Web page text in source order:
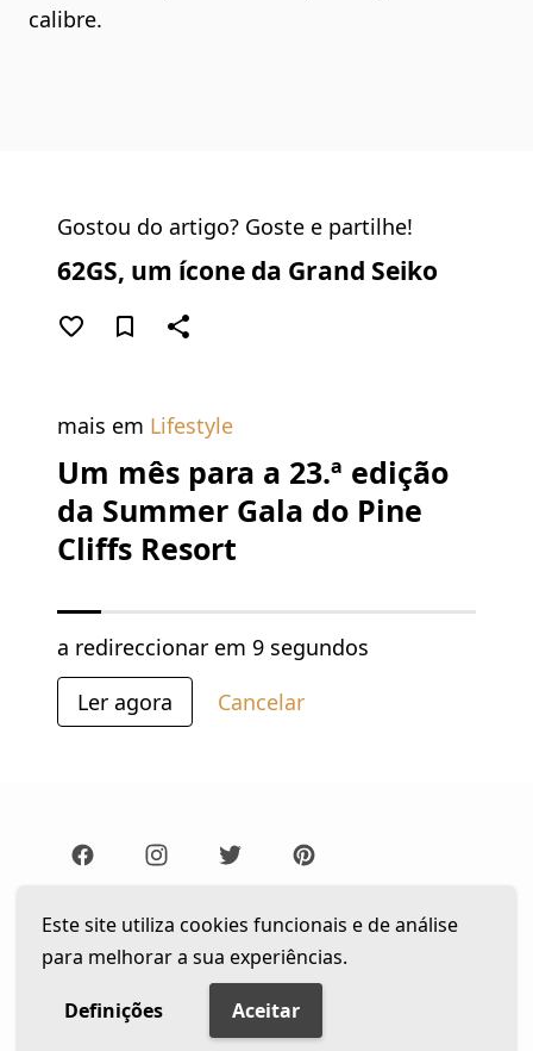
Este site utiliza cookies funcionais e de análise
para melhorar a sua experiências.
Definições Aceitar
calibre.
Gostou do artigo? Goste e partilhe!
62GS, um ícone da Grand Seiko
favorite_border bookmark_border share
mais em Lifestyle
Um mês para a 23.ª edição
da Summer Gala do Pine
Cliffs Resort
a redireccionar em 9 segundos
Ler agora
Cancelar
Lista de Leitura Newsletter
Política de privacidade
© 2026 The Gentleman Portugal. Todos os direitos